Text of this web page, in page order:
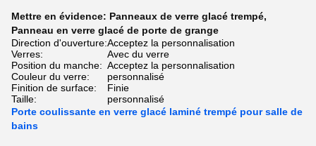
Mettre en évidence: Panneaux de verre glacé trempé,
Panneau en verre glacé de porte de grange
Direction d'ouverture:Acceptez la personnalisation
Verres:
Avec du verre
Position du manche: Acceptez la personnalisation
Couleur du verre:
personnalisé
Finition de surface:
Finie
Taille:
personnalisé
Porte coulissante en verre glacé laminé trempé pour salle de
bains